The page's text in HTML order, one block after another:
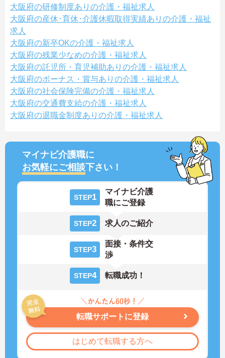
大阪府の研修制度ありの介護・福祉求人
大阪府の産休･育休･介護休暇取得実績ありの介護・福祉
求人
大阪府の新卒OKの介護・福祉求人
大阪府の残業少なめの介護・福祉求人
大阪府の託児所・育児補助ありの介護・福祉求人
大阪府のボーナス・賞与ありの介護・福祉求人
大阪府の社会保険完備の介護・福祉求人
大阪府の交通費支給の介護・福祉求人
大阪府の退職金制度ありの介護・福祉求人
マイナビ介護職に
お気軽にご相談下さい！
STEP1
マイナビ介護
職にご登録
STEP2 求人のご紹介
STEP3
面接・条件交
渉
STEP4 転職成功！
転職サポートに登録
はじめて転職する方へ